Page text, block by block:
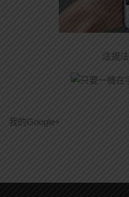
法規
我的Google+